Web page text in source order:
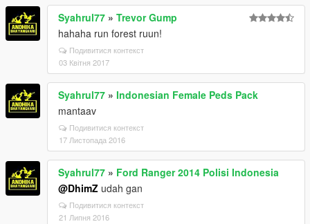
Syahrul77 » Trevor Gump
hahaha run forest ruun!
Подивитися контекст
03 Квітня 2017
Syahrul77 » Indonesian Female Peds Pack
mantaav
Подивитися контекст
17 Листопада 2016
Syahrul77 » Ford Ranger 2014 Polisi Indonesia
@DhimZ udah gan
Подивитися контекст
21 Липня 2016